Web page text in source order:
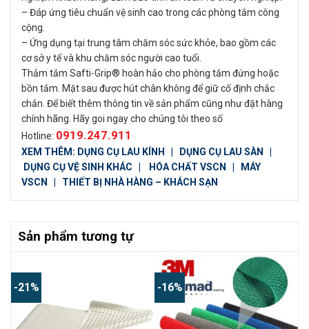
– Đáp ứng tiêu chuẩn vệ sinh cao trong các phòng tắm công
cộng.
– Ứng dụng tại trung tâm chăm sóc sức khỏe, bao gồm các
cơ sở y tế và khu chăm sóc người cao tuổi.
Thảm tắm Safti-Grip® hoàn hảo cho phòng tắm đứng hoặc
bồn tắm. Mặt sau được hút chân không để giữ cố định chắc
chắn. Để biết thêm thông tin về sản phẩm cũng như đặt hàng
chính hãng. Hãy goi ngay cho chúng tôi theo số
Hotline: 0919.247.911
XEM THÊM: DỤNG CỤ LAU KÍNH DỤNG CỤ LAU SÀN
DỤNG CỤ VỆ SINH KHÁC
HÓA CHẤT VSCN
MÁY
VSCN
THIẾT BỊ NHÀ HÀNG – KHÁCH SẠN
Sản phẩm tương tự
-21% -16%